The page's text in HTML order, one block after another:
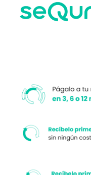
su
antideslizante